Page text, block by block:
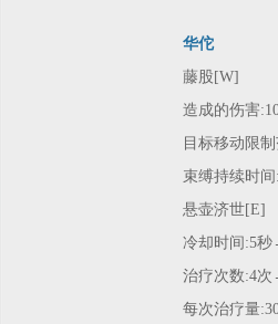
华佗
藤股[W]
造成的伤害
目标移动限
束缚持续时
悬壶济世[E]
冷却时间:5
治疗次数:4
每次治疗量